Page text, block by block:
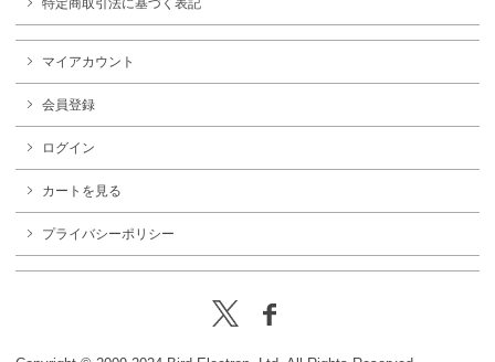
特定商取引法に基づく表記
マイアカウント
会員登録
ログイン
カートを見る
プライバシーポリシー